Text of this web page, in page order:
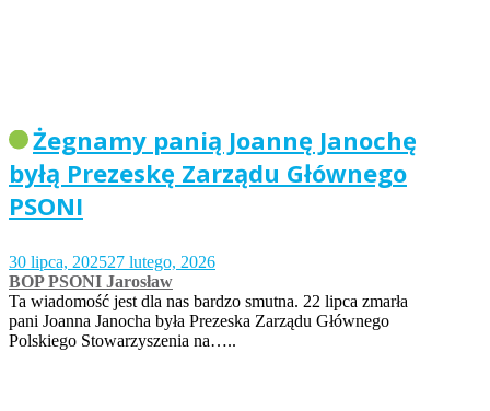
Żegnamy panią Joannę Janochę
byłą Prezeskę Zarządu Głównego
PSONI
30 lipca, 202527 lutego, 2026
BOP PSONI Jarosław
Ta wiadomość jest dla nas bardzo smutna. 22 lipca zmarła
pani Joanna Janocha była Prezeska Zarządu Głównego
Polskiego Stowarzyszenia na…..